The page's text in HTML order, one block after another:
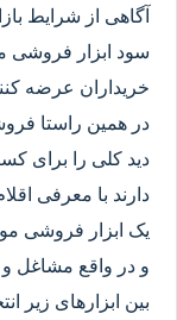
آگاهی از شرایط
سود ابزار فروشی
خریداران عرضه
در همین راستا
دید کلی را برای
دارند با معرفی
یک ابزار فروشی
و در واقع مشاغل
بین ابزارهای زیر